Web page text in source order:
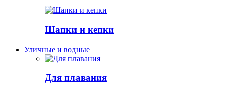
Шапки и кепки
Уличные и водные
Для плавания